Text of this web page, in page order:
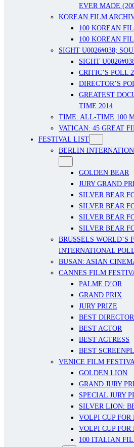
EVER MADE
KOREAN FILM
100 KOREAN
100 KOREAN
SIGHT U0026#038;
SIGHT
CRITIC’S POLL
DIRECTOR’S
GREATEST
TIME 2014
TIME: ALL-TIME 100
VATICAN: 45 GREAT
FESTIVAL LIST
BERLIN
GOLDEN BEAR
JURY GRAND
SILVER BEAR
SILVER BEAR
SILVER BEAR
SILVER BEAR
BRUSSELS WORLD’S
INTERNATIONAL
BUSAN: ASIAN
CANNES FILM
PALME D’OR
GRAND PRIX
JURY PRIZE
BEST DIRECTOR
BEST ACTOR
BEST ACTRESS
BEST
VENICE FILM
GOLDEN LION
GRAND JURY
SPECIAL JURY
SILVER LION:
VOLPI CUP FOR
VOLPI CUP FOR
100 ITALIAN